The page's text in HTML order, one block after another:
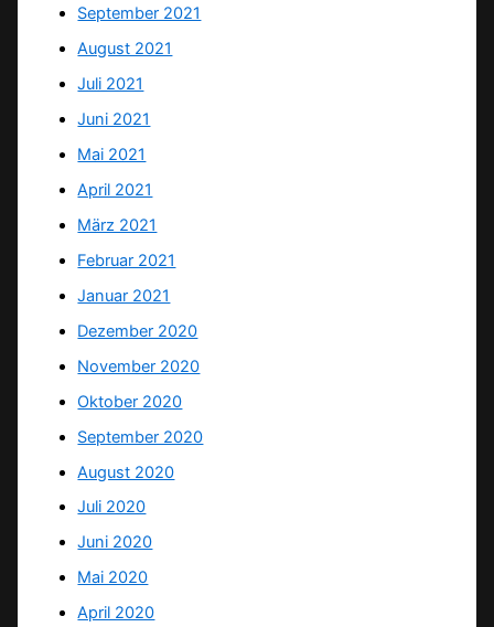
September 2021
August 2021
Juli 2021
Juni 2021
Mai 2021
April 2021
März 2021
Februar 2021
Januar 2021
Dezember 2020
November 2020
Oktober 2020
September 2020
August 2020
Juli 2020
Juni 2020
Mai 2020
April 2020